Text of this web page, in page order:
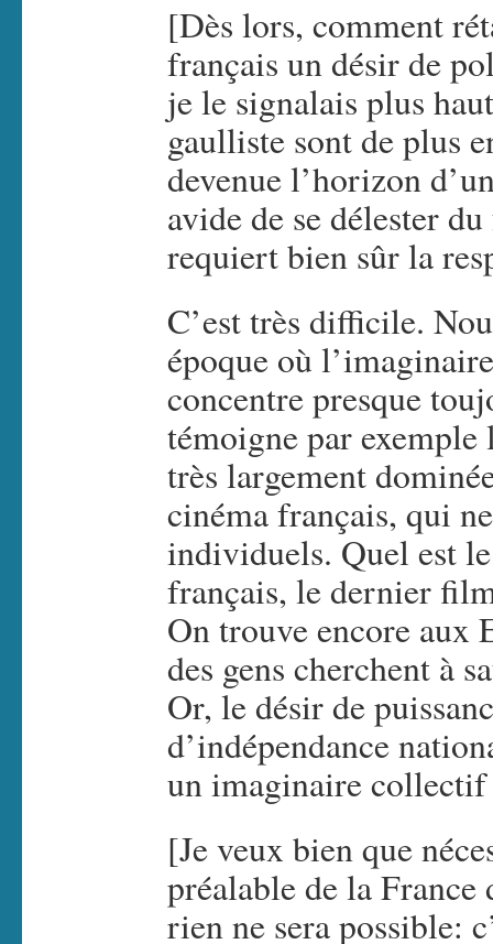
[Dès lors, comment
français un désir de
je le signalais plus
gaulliste sont de plus
devenue l’horizon
avide de se délester
requiert bien sûr la
C’est très difficile.
époque où
concentre presque
témoigne par
très largement
cinéma français, qui
individuels. Quel est
français, le dernier
On trouve encore aux
des gens cherchent à
Or, le désir de
d’indépendance
un imaginaire collectif
[Je veux bien que
préalable de la
rien ne sera possible: